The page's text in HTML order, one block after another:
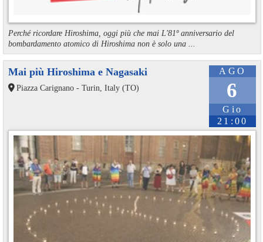
Perché ricordare Hiroshima, oggi più che mai L'81º anniversario del
bombardamento atomico di Hiroshima non è solo una ...
AGO
6
Gio
21:00
Mai più Hiroshima e Nagasaki
Piazza Carignano - Turin, Italy (TO)